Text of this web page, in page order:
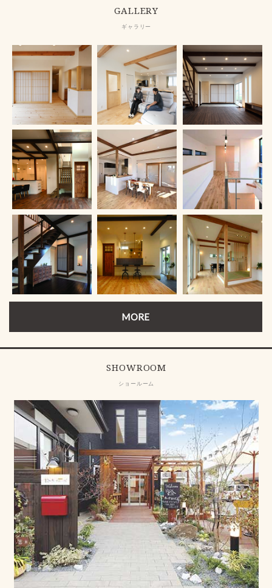
GALLERY
ギャラリー
MORE
SHOWROOM
ショールーム